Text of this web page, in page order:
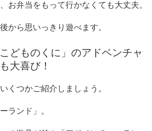
お弁当をもって行かなくても大丈夫。
から思いっきり遊べます。
どものくに」のアドベンチャ
大喜び！
くつかご紹介しましょう。
ランド」。